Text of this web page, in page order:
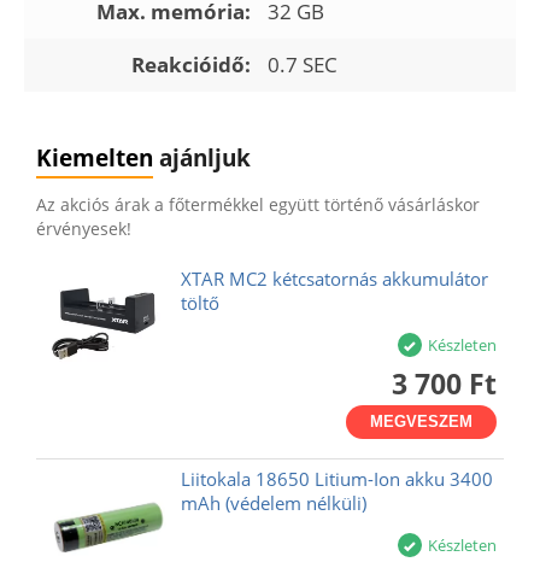
Max. memória:
32 GB
Reakcióidő:
0.7 SEC
Kiemelten ajánljuk
Az akciós árak a főtermékkel együtt történő vásárláskor
érvényesek!
XTAR MC2 kétcsatornás akkumulátor
töltő
Készleten
3 700 Ft
MEGVESZEM
Liitokala 18650 Litium-Ion akku 3400
mAh (védelem nélküli)
Készleten